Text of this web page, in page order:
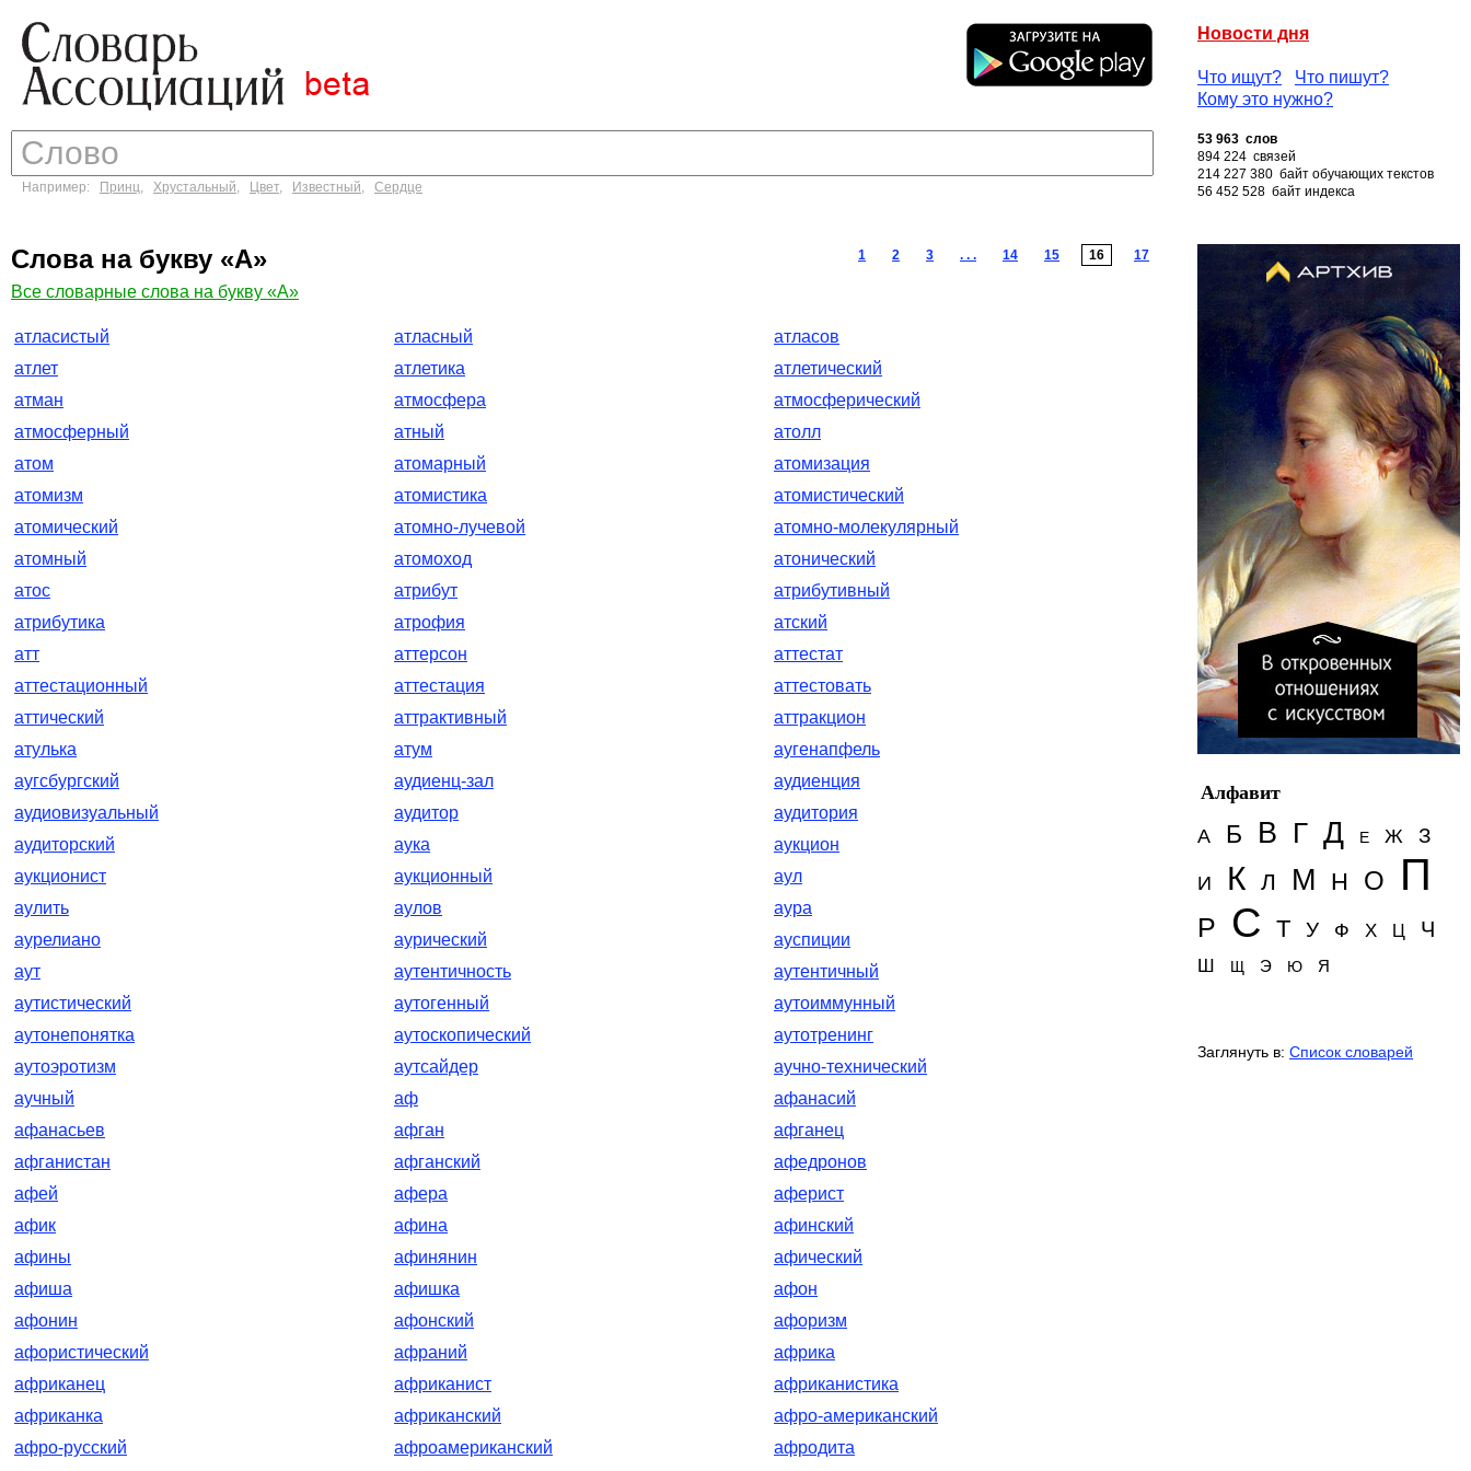
Новости дня
Что ищут?
Что пишут?
Кому это нужно?
Например: Принц, Хрустальный, Цвет, Известный, Сердце
53 963 слов
894 224 связей
214 227 380 байт обучающих текстов
56 452 528 байт индекса
Слова на букву «А» 1 2 3 . . . 14 15 16 17
Все словарные слова на букву «А»
атласистый атласный
атласов
атлет
атлетика
атлетический
атман
атмосфера
атмосферический
атмосферный
атный
атолл
атом
атомарный
атомизация
атомизм
атомистика
атомистический
атомический
атомно-лучевой
атомно-молекулярный
атомный
атомоход
атонический
атос
атрибут
атрибутивный
атрибутика
атрофия
атский
атт
аттерсон
аттестат
аттестационный
аттестация
аттестовать
аттический
аттрактивный
аттракцион
атулька
атум
аугенапфель
аугсбургский
аудиенц-зал
аудиенция
аудиовизуальный
аудитор
аудитория
аудиторский
аука
аукцион
аукционист
аукционный
аул
аулить
аулов
аура
аурелиано
аурический
ауспиции
аут
аутентичность
аутентичный
аутистический
аутогенный
аутоиммунный
аутонепонятка
аутоскопический
аутотренинг
аутоэротизм
аутсайдер
аучно-технический
аучный
аф
афанасий
афанасьев
афган
афганец
афганистан
афганский
афедронов
афей
афера
аферист
афик
афина
афинский
афины
афинянин
афический
афиша
афишка
афон
афонин
афонский
афоризм
афористический
афраний
африка
африканец
африканист
африканистика
африканка
африканский
афро-американский
афро-русский
афроамериканский
афродита
Алфавит
А
Б В Г Д Е Ж З
И К Л М Н О П
Р С Т У Ф Х Ц Ч
Ш Щ Э Ю Я
Заглянуть в: Список словарей